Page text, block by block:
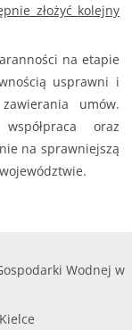
złożyć kolejny
na etapie
usprawni i
umów.
oraz
na sprawniejszą
Wodnej w